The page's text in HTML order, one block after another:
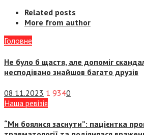
Related posts
More from author
Головне
Не було б щастя, але допоміг
несподівано знайшов багато друзів
08.11.2023 1 9340
Наша ревізія
“Ми боялися заснути”: пацієнтка